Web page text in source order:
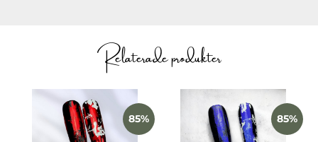
Mixen av former och mönster gör boxen användbar året
runt och passar lika bra till ljusa som mörka basfärger.
Folierna levereras i praktiska rullar samlade i en box som
håller dem organiserade och enkla att arbeta med i
Relaterade produkter
85% 85%